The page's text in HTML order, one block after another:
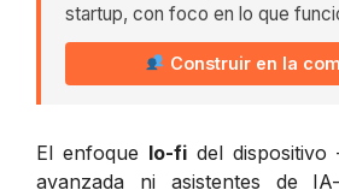
startup, con foco en lo que
Construir en la
El enfoque lo-fi del
avanzada ni asistentes de